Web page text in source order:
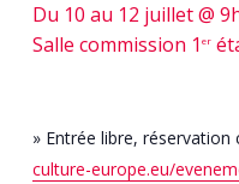
Du 10 au 12 juillet @
Salle commission 1 er
» Entrée libre, réservation
culture-europe.eu/